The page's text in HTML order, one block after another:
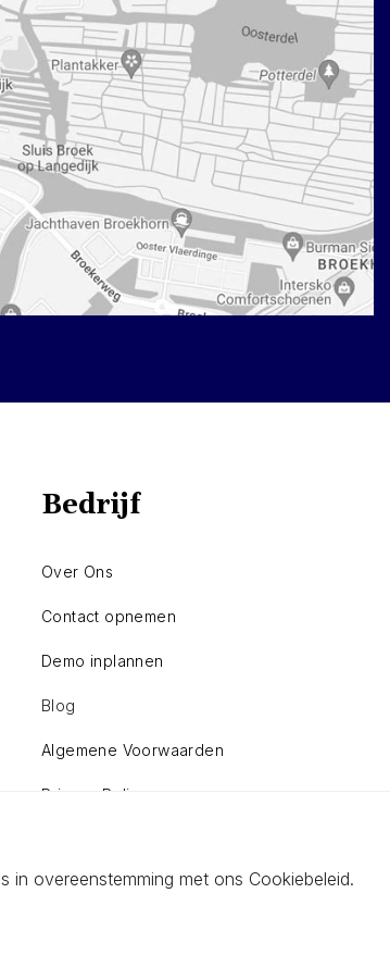
Bedrijf
Over Ons
Contact opnemen
Demo inplannen
Blog
Algemene Voorwaarden
Privacy Policy
overeenstemming met ons Cookiebeleid.